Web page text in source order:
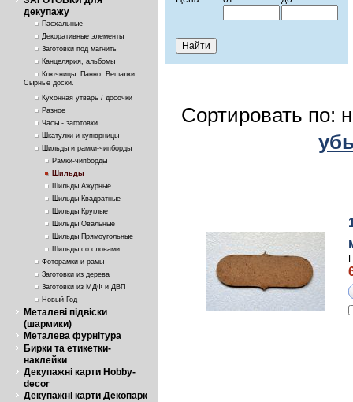
декупажу
Пасхальные
Декоративные элементы
Заготовки под магниты
Канцелярия, альбомы
Ключницы. Панно. Вешалки.
Сырные доски.
Кухонная утварь / досочки
Разное
Часы - заготовки
Шкатулки и купюрницы
Шильды и рамки-чипборды
Рамки-чипборды
Шильды
Шильды Ажурные
Шильды Квадратные
Шильды Круглые
Шильды Овальные
Шильды Прямоугольные
Шильды со словами
Фоторамки и рамы
Заготовки из дерева
Заготовки из МДФ и ДВП
Новый Год
Металеві підвіски
(шармики)
Металева фурнітура
Бирки та етикетки-
наклейки
Декупажні карти Hobby-
decor
Декупажні карти Декопарк
Сортировать по: